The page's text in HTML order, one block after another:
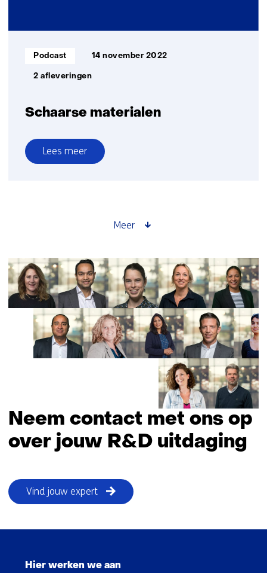
Schaarse materialen
Informatietype:
Podcast 14 november 2022
2 afleveringen
Lees meer
over
Meer
Neem contact met ons op
over jouw R&D uitdaging
Vind jouw expert
Hier werken we aan